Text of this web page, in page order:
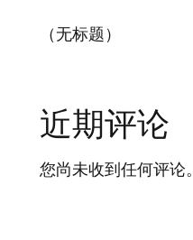
（无标题）
近期评论
您尚未收到任何评论。